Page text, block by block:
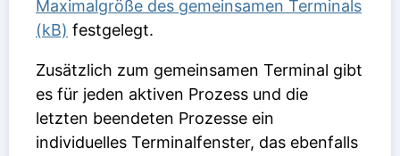
Maximalgröße des gemeinsamen Terminals
(kB) festgelegt.
Zusätzlich zum gemeinsamen Terminal gibt
es für jeden aktiven Prozess und die
letzten beendeten Prozesse ein
individuelles Terminalfenster, das ebenfalls